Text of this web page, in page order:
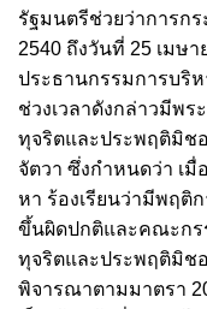
รัฐมนตรีช่วยว่าการก
2540 ถึงวันที่ 25 เมษ
ประธานกรรมการบริ
ช่วงเวลาดังกล่าวมีพ
ทุจริตและประพฤติมิช
จัตวา ซึ่งกําหนดว่า เ
หา ร้องเรียนว่ามีพฤติ
ขึ้นผิดปกติและคณะกร
ทุจริตและประพฤติมิช
พิจารณาตามมาตรา